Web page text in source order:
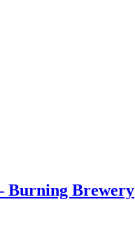
Burning Brewery